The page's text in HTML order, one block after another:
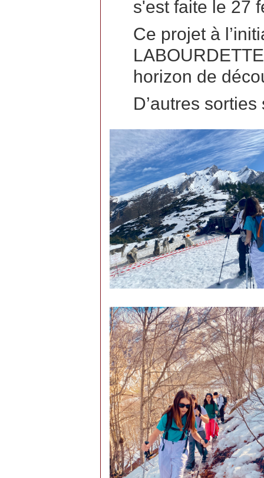
s'est faite le 27
Ce projet à
horizon de
D’autres